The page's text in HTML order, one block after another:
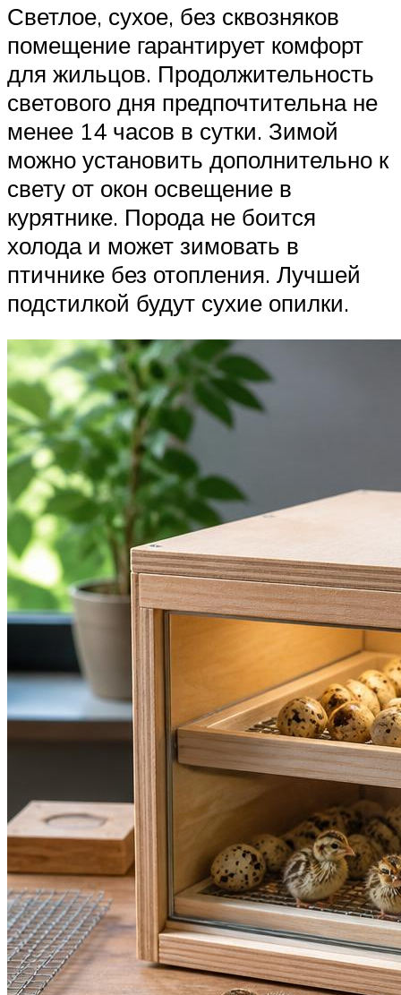
Светлое, сухое, без сквозняков
помещение гарантирует комфорт
для жильцов. Продолжительность
светового дня предпочтительна не
менее 14 часов в сутки. Зимой
можно установить дополнительно к
свету от окон освещение в
курятнике. Порода не боится
холода и может зимовать в
птичнике без отопления. Лучшей
подстилкой будут сухие опилки.